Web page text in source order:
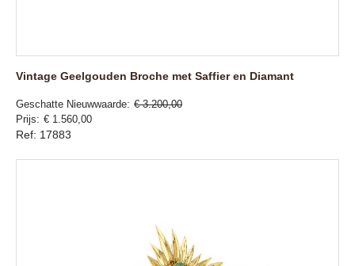
Vintage Geelgouden Broche met Saffier en Diamant
Geschatte Nieuwwaarde € 3.200,00
Prijs
€ 1.560,00
Ref: 17883